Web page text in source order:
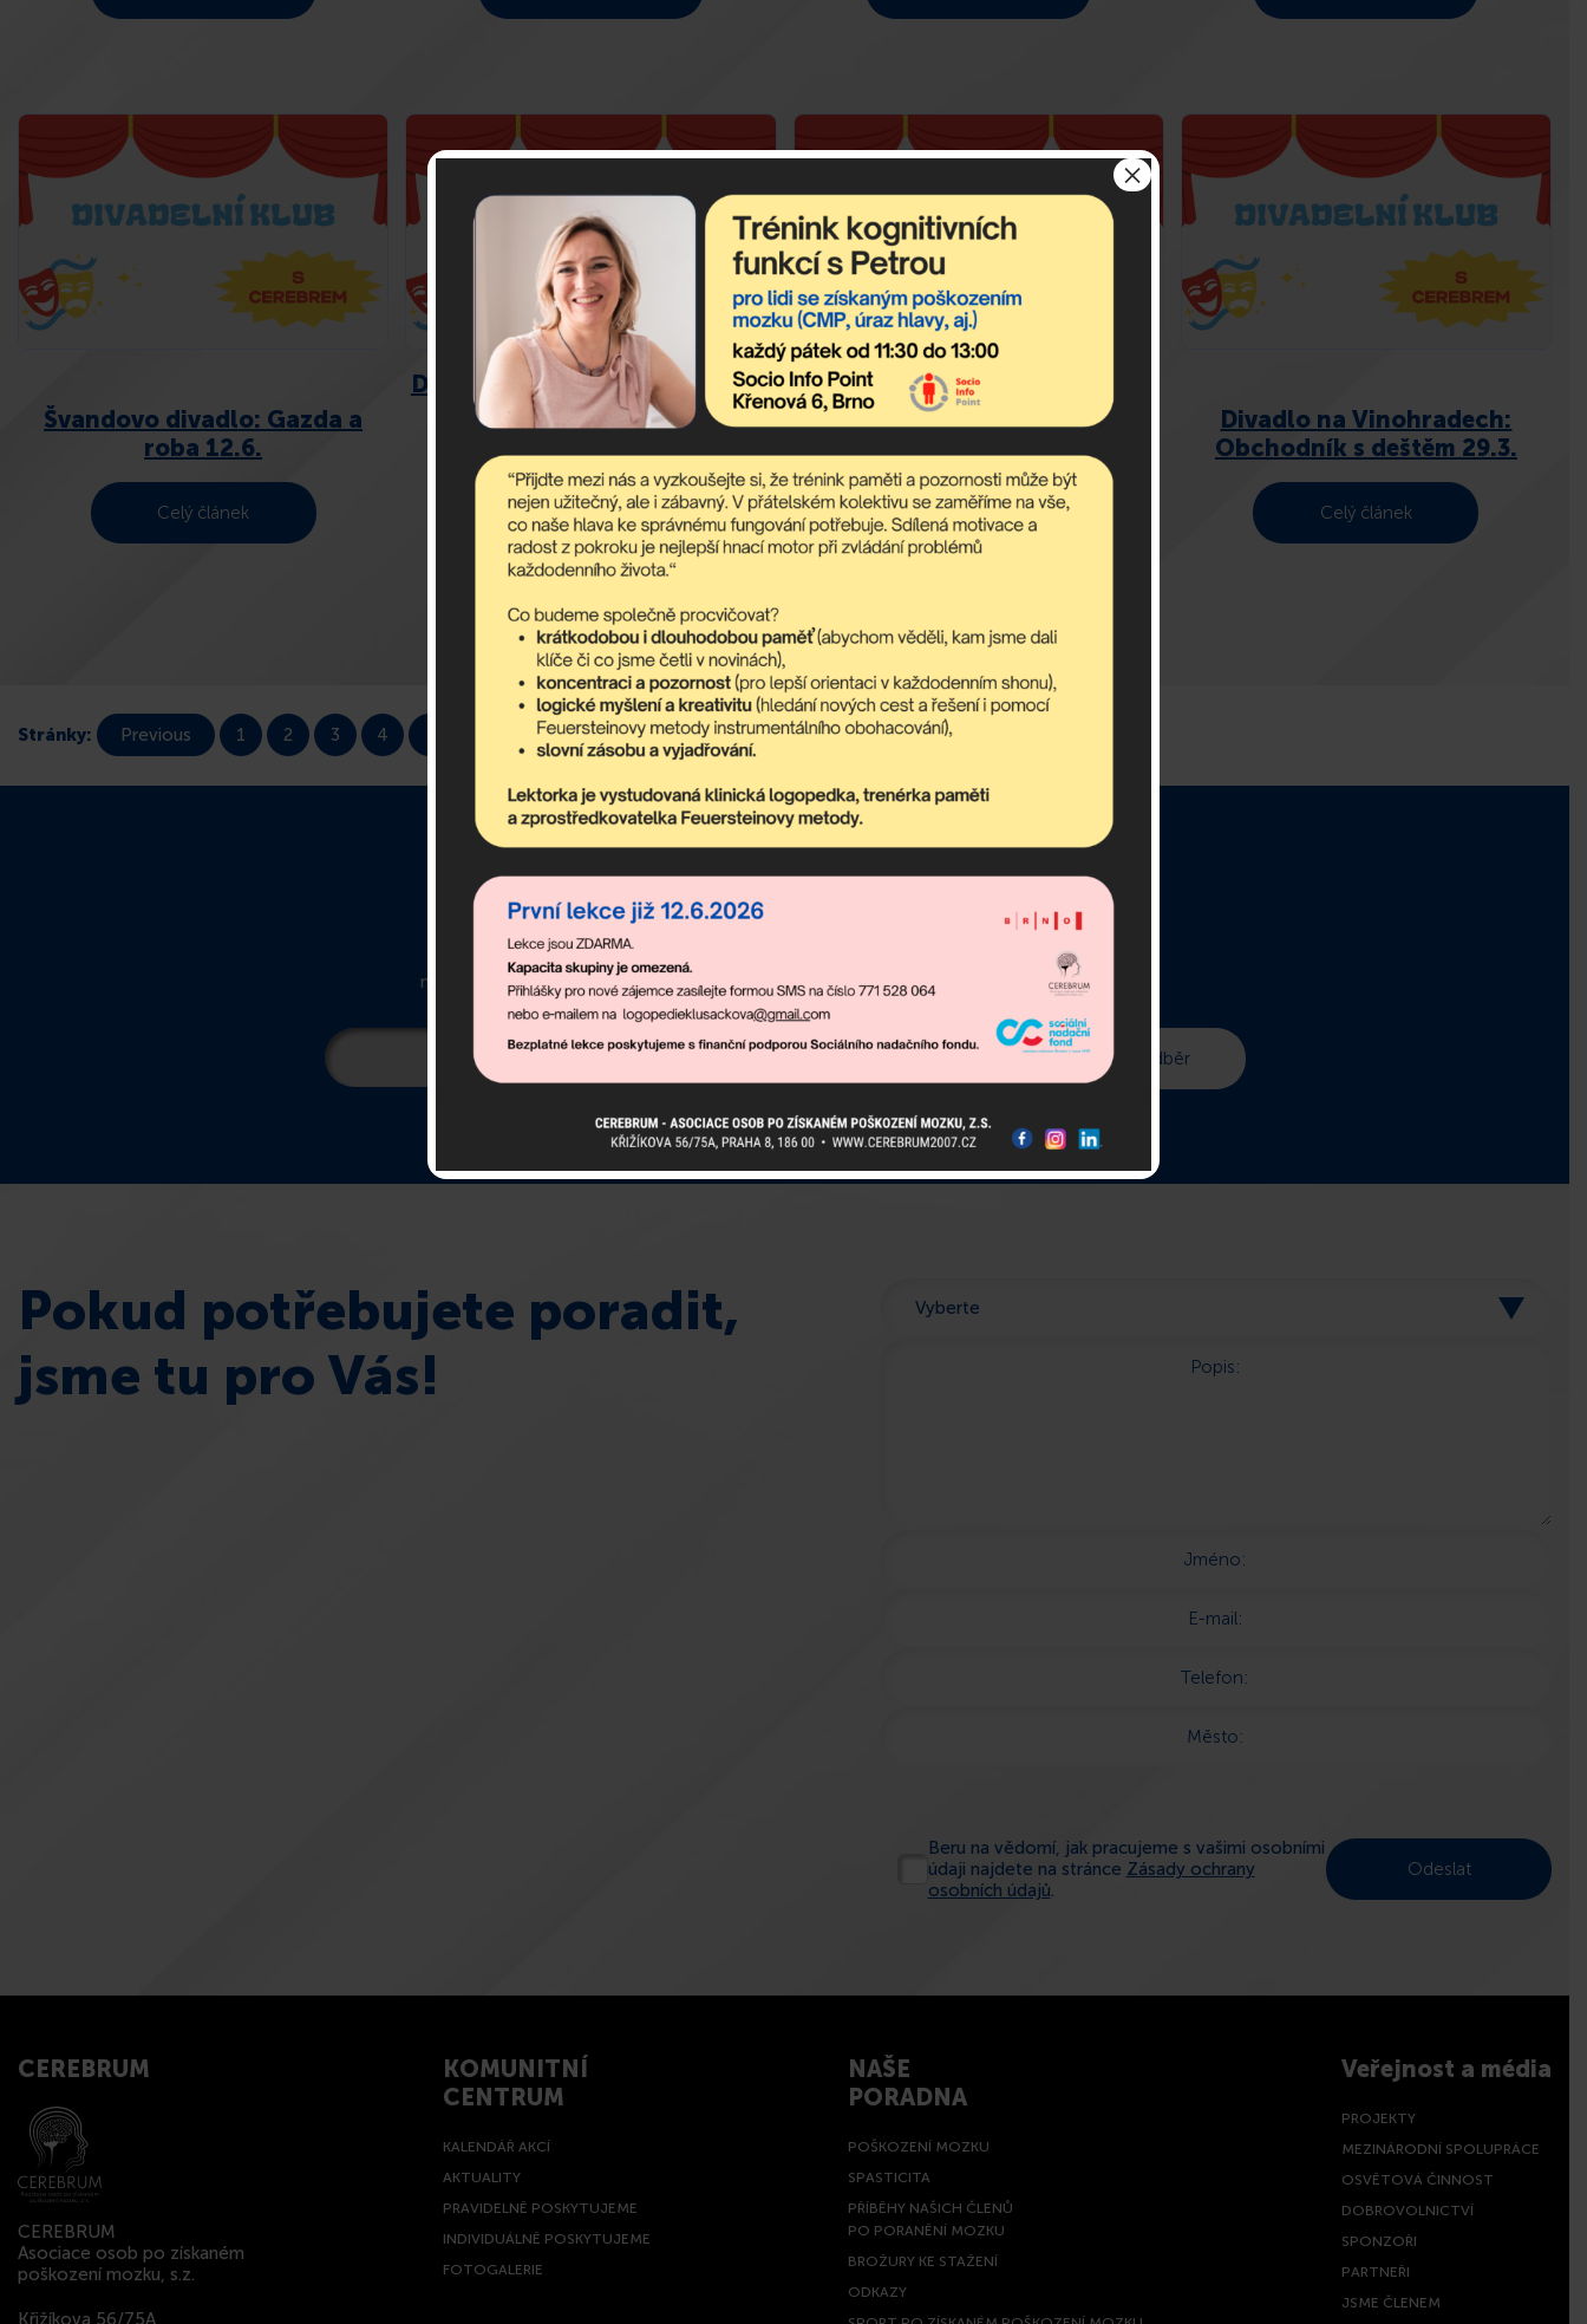
Švandovo divadlo: Gazda a
roba 12.6.
Celý článek
Divadlo Hybernia: Tarzan 17.5.
Celý článek
Divadlo v Dlouhé: Golem 27.4.
Celý článek
Divadlo na Vinohradech:
Obchodník s deštěm 29.3.
Celý článek
Stránky: Previous 1 2 3 4
Odebírejte newsletter!
newsletter obsahuje nejaktuálnější nadcházející akce komunitního centra a dění v asociaci.
Pokud potřebujete poradit,
jsme tu pro Vás!
Popis:
Jméno:
E-mail:
Telefon:
Město:
Beru na vědomí, jak pracujeme s vašimi osobními
údaji najdete na stránce Zásady ochrany
osobních údajů
CEREBRUM
CEREBRUM
Asociace osob po získaném
poškození mozku, s.z.
Křižíkova 56/75A
KOMUNITNÍ
CENTRUM
KALENDÁŘ AKCÍ
AKTUALITY
PRAVIDELNĚ POSKYTUJEME
INDIVIDUÁLNĚ POSKYTUJEME
FOTOGALERIE
NAŠE
PORADNA
POŠKOZENÍ MOZKU
SPASTICITA
PŘÍBĚHY NAŠICH ČLENŮ
PO PORANĚNÍ MOZKU
BROŽURY KE STAŽENÍ
ODKAZY
Veřejnost a média
PROJEKTY
MEZINÁRODNÍ SPOLUPRÁCE
OSVĚTOVÁ ČINNOST
DOBROVOLNICTVÍ
SPONZOŘI
PARTNEŘI
JSME ČLENEM
×